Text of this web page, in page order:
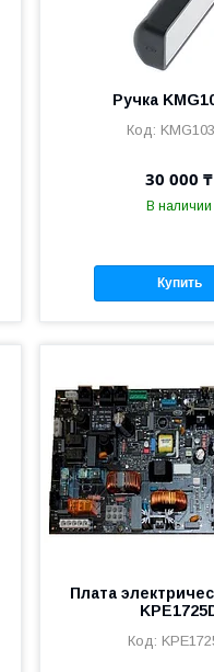
Ручка
30 000 ₸
В наличии
Купить
Плата